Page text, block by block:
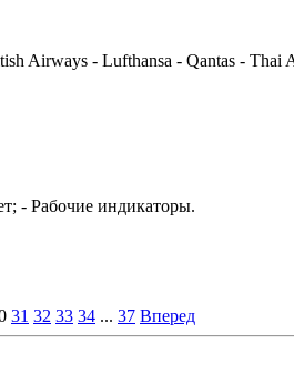
Airways - Lufthansa - Qantas - Thai
- Рабочие индикаторы.
31 32 33 34 ... 37 Вперед